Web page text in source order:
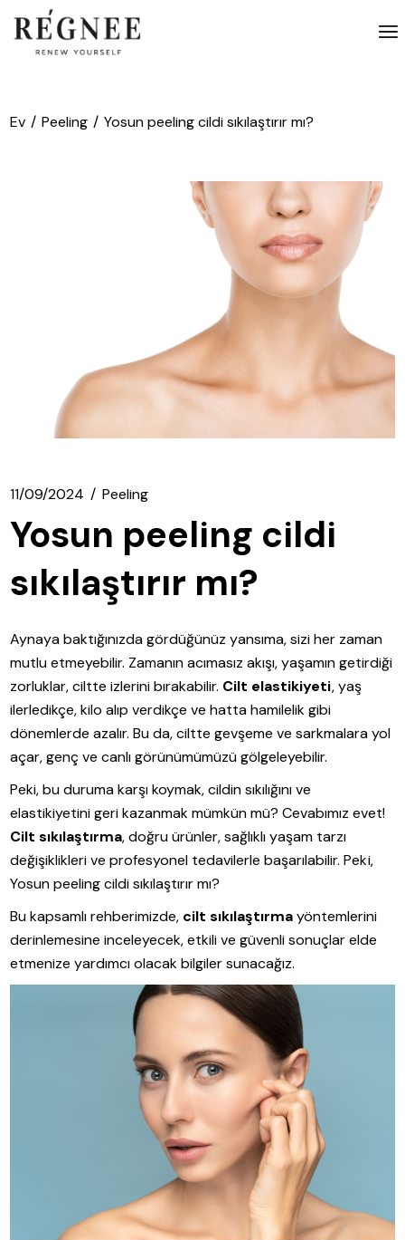
atla
Ev Peeling Yosun peeling cildi sıkılaştırır mı?
11/09/2024 Peeling
Yosun peeling cildi
sıkılaştırır mı?
Aynaya baktığınızda gördüğünüz yansıma, sizi her zaman
mutlu etmeyebilir. Zamanın acımasız akışı, yaşamın getirdiği
zorluklar, ciltte izlerini bırakabilir. Cilt elastikiyeti, yaş
ilerledikçe, kilo alıp verdikçe ve hatta hamilelik gibi
dönemlerde azalır. Bu da, ciltte gevşeme ve sarkmalara yol
açar, genç ve canlı görünümümüzü gölgeleyebilir.
Peki, bu duruma karşı koymak, cildin sıkılığını ve
elastikiyetini geri kazanmak mümkün mü? Cevabımız evet!
Cilt sıkılaştırma, doğru ürünler, sağlıklı yaşam tarzı
değişiklikleri ve profesyonel tedavilerle başarılabilir. Peki,
Yosun peeling cildi sıkılaştırır mı?
Bu kapsamlı rehberimizde, cilt sıkılaştırmayöntemlerini
derinlemesine inceleyecek, etkili ve güvenli sonuçlar elde
etmenize yardımcı olacak bilgiler sunacağız.